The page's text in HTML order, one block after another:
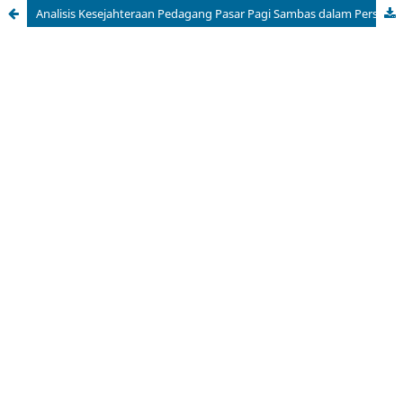
Analisis Kesejahteraan Pedagang Pasar Pagi Sambas dalam Perspektif Maqashid al-Syariah